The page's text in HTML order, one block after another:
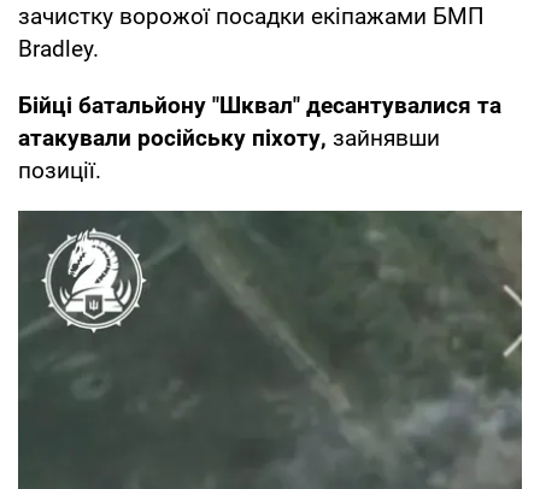
зачистку ворожої посадки екіпажами БМП
Bradley.
Бійці батальйону "Шквал" десантувалися та
атакували російську піхоту, зайнявши
позиції.